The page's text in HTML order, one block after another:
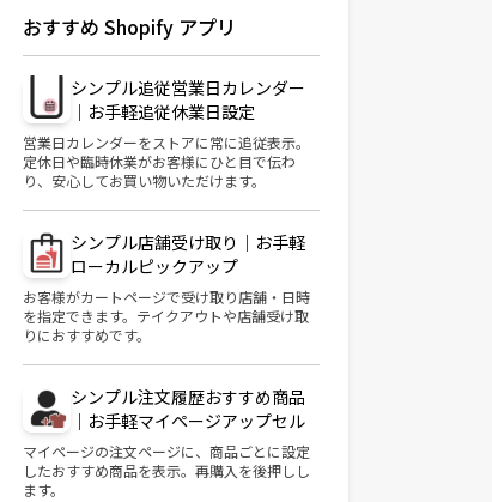
おすすめ Shopify アプリ
シンプル追従営業日カレンダー
｜お手軽追従休業日設定
営業日カレンダーをストアに常に追従表示。
定休日や臨時休業がお客様にひと目で伝わ
り、安心してお買い物いただけます。
シンプル店舗受け取り｜お手軽
ローカルピックアップ
お客様がカートページで受け取り店舗・日時
を指定できます。テイクアウトや店舗受け取
りにおすすめです。
シンプル注文履歴おすすめ商品
｜お手軽マイページアップセル
マイページの注文ページに、商品ごとに設定
したおすすめ商品を表示。再購入を後押しし
ます。